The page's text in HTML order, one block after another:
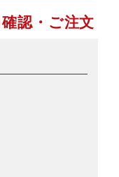
認・ご注文